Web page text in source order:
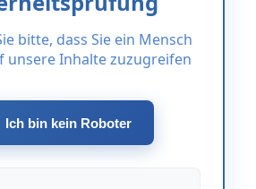
bitte, dass Sie ein Mensch
unsere Inhalte zuzugreifen
Ich bin kein Roboter